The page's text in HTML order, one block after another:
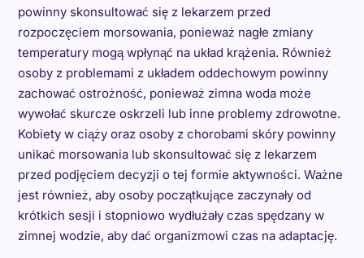
powinny skonsultować się z lekarzem przed
rozpoczęciem morsowania, ponieważ nagłe zmiany
temperatury mogą wpłynąć na układ krążenia. Również
osoby z problemami z układem oddechowym powinny
zachować ostrożność, ponieważ zimna woda może
wywołać skurcze oskrzeli lub inne problemy zdrowotne.
Kobiety w ciąży oraz osoby z chorobami skóry powinny
unikać morsowania lub skonsultować się z lekarzem
przed podjęciem decyzji o tej formie aktywności. Ważne
jest również, aby osoby początkujące zaczynały od
krótkich sesji i stopniowo wydłużały czas spędzany w
zimnej wodzie, aby dać organizmowi czas na adaptację.